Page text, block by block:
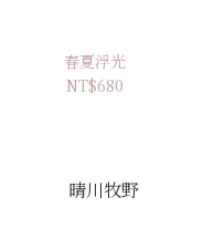
春夏浮光
NT$680